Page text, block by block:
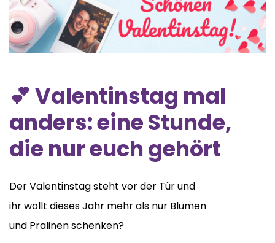
💕 Valentinstag mal
anders: eine Stunde,
die nur euch gehört
Der Valentinstag steht vor der Tür und
ihr wollt dieses Jahr mehr als nur Blumen
und Pralinen schenken?